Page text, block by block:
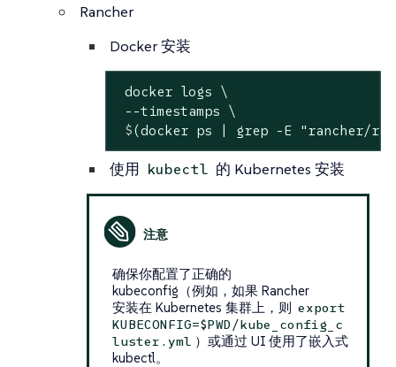
Rancher
Docker 安装
docker logs \
$(docker ps | grep -E "rancher/
使用 kubectl 的 Kubernetes 安装
确保你配置了正确的
kubeconfig（例如，如果 Rancher
安装在 Kubernetes 集群上，则 export
KUBECONFIG=$PWD/kube_config_c
luster.yml ）或通过 UI 使用了嵌入式
kubectl。